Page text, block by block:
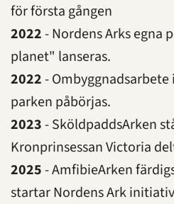
för första gången
2022- Nordens Arks egna
planet" lanseras.
2022-
parken påbörjas.
2023- SköldpaddsArken
Kronprinsessan Victoria
2025- AmfibieArken
startar Nordens Ark